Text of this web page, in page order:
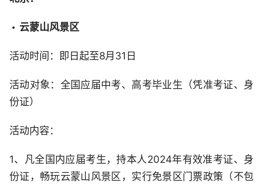
云蒙山风景区
活动时间：即日起至8月31日
活动对象：全国应届中考、高考毕业生（凭准考证、身
份证）
活动内容：
1、凡全国内应届考生，持本人2024年有效准考证、身
份证，畅玩云蒙山风景区，实行免景区门票政策（不包